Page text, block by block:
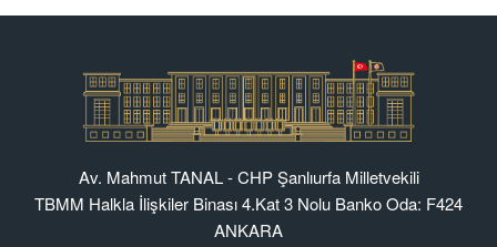
Av. Mahmut TANAL - CHP Şanlıurfa Milletvekili
TBMM Halkla İlişkiler Binası 4.Kat 3 Nolu Banko Oda: F424
ANKARA